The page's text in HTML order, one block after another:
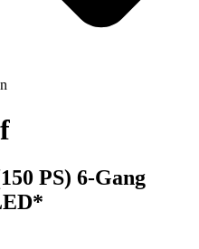
PS) 6-Gang